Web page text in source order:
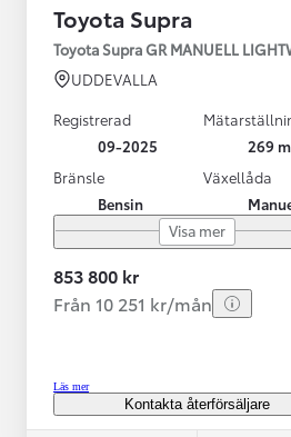
Från 599 900 kr
HYBRID
Toyota Supra
Toyota Supra GR MANUELL
UDDEVALLA
Registrerad
09-2025
269
Bränsle
Bensin
Växellåda
Visa mer
853 800 kr
Från 10 251 kr/mån
Läs mer
Kontakta återförsäljare